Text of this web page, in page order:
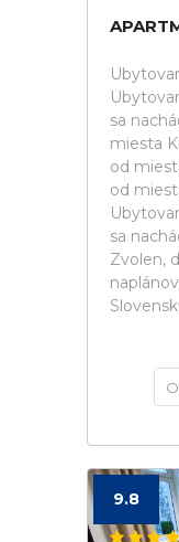
sa
miesta
od
od
sa
Zvolen,
9.8